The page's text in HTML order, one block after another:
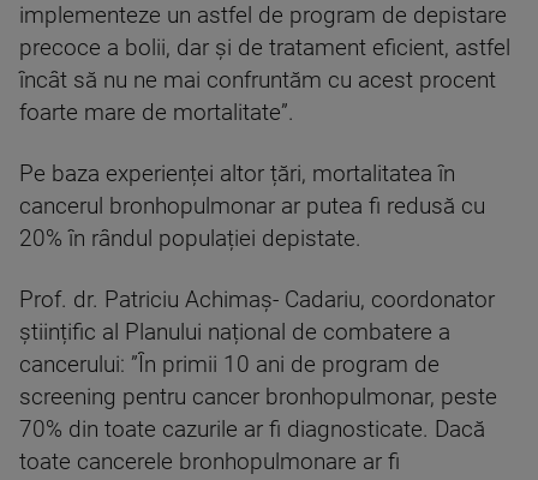
implementeze un astfel de program de depistare
precoce a bolii, dar și de tratament eficient, astfel
încât să nu ne mai confruntăm cu acest procent
foarte mare de mortalitate”.
Pe baza experienței altor țări, mortalitatea în
cancerul bronhopulmonar ar putea fi redusă cu
20% în rândul populației depistate.
Prof. dr. Patriciu Achimaș- Cadariu, coordonator
științific al Planului național de combatere a
cancerului: ”În primii 10 ani de program de
screening pentru cancer bronhopulmonar, peste
70% din toate cazurile ar fi diagnosticate. Dacă
toate cancerele bronhopulmonare ar fi